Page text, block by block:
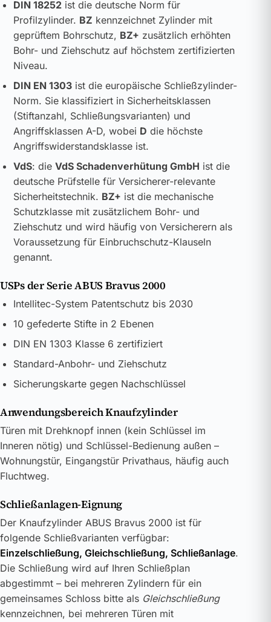
DIN 18252ist die deutsche Norm für
Profilzylinder. BZ kennzeichnet Zylinder mit
geprüftem Bohrschutz, BZ+ zusätzlich erhöhten
Bohr- und Ziehschutz auf höchstem zertifizierten
Niveau.
DIN EN 1303ist die europäische Schließzylinder-
Norm. Sie klassifiziert in Sicherheitsklassen
(Stiftanzahl, Schließungsvarianten) und
Angriffsklassen A-D, wobei D die höchste
Angriffswiderstandsklasse ist.
VdS: die VdS Schadenverhütung GmbH ist die
deutsche Prüfstelle für Versicherer-relevante
Sicherheitstechnik. BZ+ ist die mechanische
Schutzklasse mit zusätzlichem Bohr- und
Ziehschutz und wird häufig von Versicherern als
Voraussetzung für Einbruchschutz-Klauseln
genannt.
USPs der Serie ABUS Bravus 2000
Intellitec-System Patentschutz bis 2030
10 gefederte Stifte in 2 Ebenen
DIN EN 1303 Klasse 6 zertifiziert
Standard-Anbohr- und Ziehschutz
Sicherungskarte gegen Nachschlüssel
Anwendungsbereich Knaufzylinder
Türen mit Drehknopf innen (kein Schlüssel im
Inneren nötig) und Schlüssel-Bedienung außen –
Wohnungstür, Eingangstür Privathaus, häufig auch
Fluchtweg.
Schließanlagen-Eignung
Der Knaufzylinder ABUS Bravus 2000 ist für
folgende Schließvarianten verfügbar:
Einzelschließung, Gleichschließung, Schließanlage.
Die Schließung wird auf Ihren Schließplan
abgestimmt – bei mehreren Zylindern für ein
gemeinsames Schloss bitte als Gleichschließung
kennzeichnen, bei mehreren Türen mit